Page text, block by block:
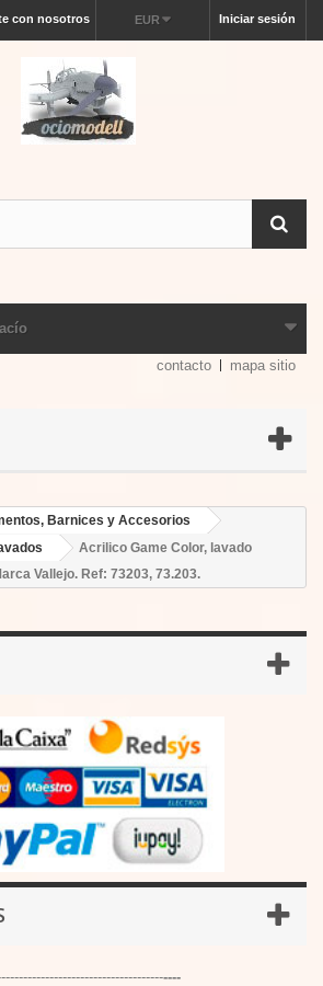
Iniciar sesión
EUR
con nosotros
contacto mapa sitio
Barnices y Accesorios
Acrilico Game Color, lavado
Vallejo. Ref: 73203, 73.203.
----